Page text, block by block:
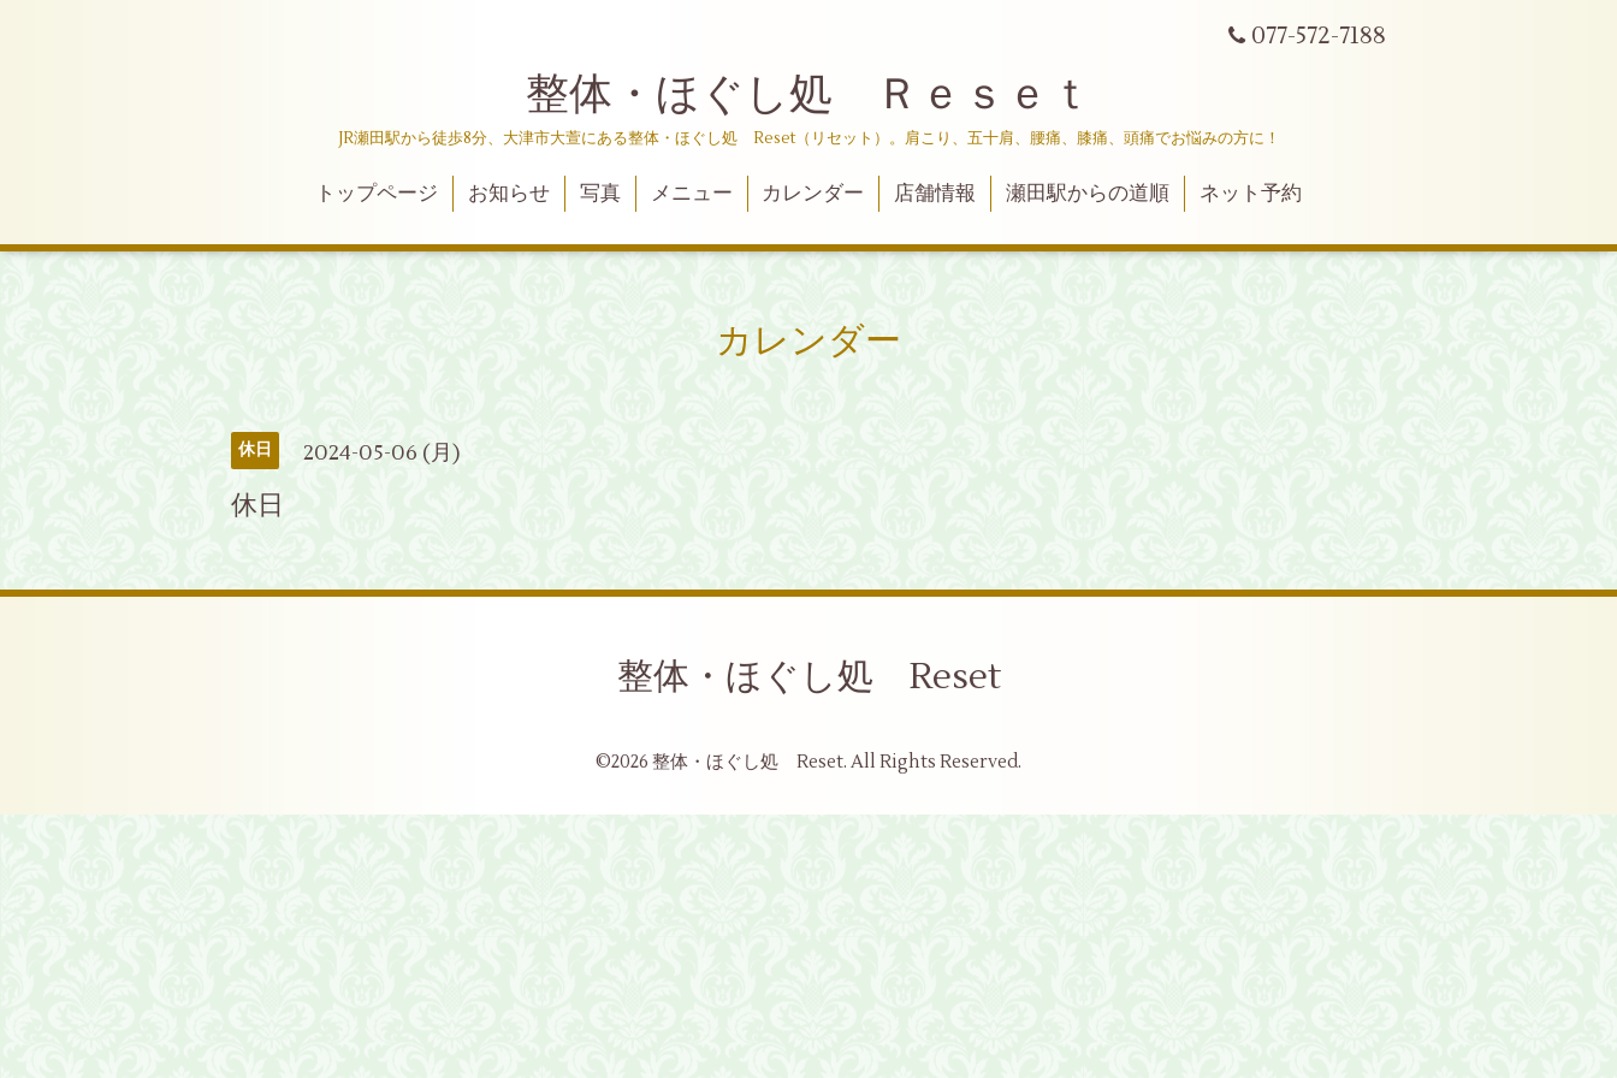
077-572-7188
整体・ほぐし処 Ｒｅｓｅｔ
JR瀬田駅から徒歩8分、大津市大萱にある整体・ほぐし処 Reset（リセット）。肩こり、五十肩、腰痛、膝痛、頭痛でお悩みの方に！
トップページ お知らせ 写真 メニュー カレンダー 店舗情報 瀬田駅からの道順 ネット予約
カレンダー
休日 2024-05-06 (月)
休日
整体・ほぐし処 Reset
©2026 整体・ほぐし処 Reset. All Rights Reserved.